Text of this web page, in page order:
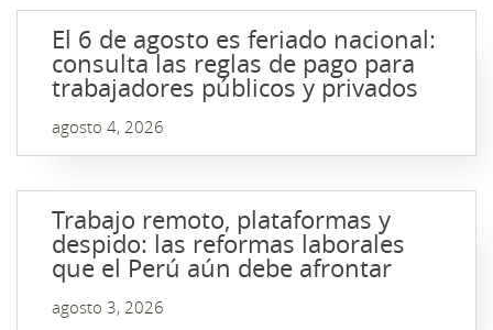
El 6 de agosto es feriado nacional:
consulta las reglas de pago para
trabajadores públicos y privados
agosto 4, 2026
Trabajo remoto, plataformas y
despido: las reformas laborales
que el Perú aún debe afrontar
agosto 3, 2026